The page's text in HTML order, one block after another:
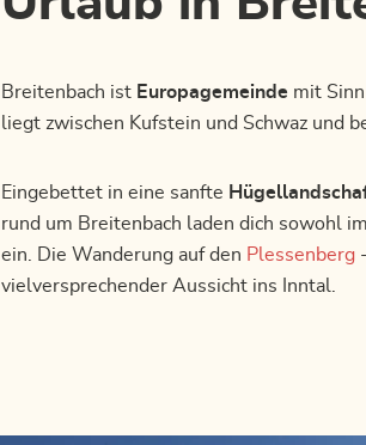
Breitenbach ist Europagemeinde mit
liegt zwischen Kufstein und Schwaz und
Eingebettet in eine sanfte
rund um Breitenbach laden dich sowohl
ein. Die Wanderung auf den Plessenberg
vielversprechender Aussicht ins Inntal.